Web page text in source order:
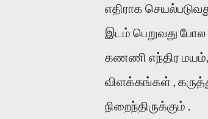
எதிராக
இடம் பெறுவது போல
கணணி எந்திர
விளக்கங்கள் ,
நிறைந்திருக்கும் .